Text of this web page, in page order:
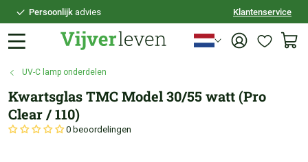
Persoonlijk advies
21:30besteld,vandaagverzonden
Persoonlijkadvies
Klantenservice
UV-C lamp onderdelen
Kwartsglas TMC Model 30/55 watt (Pro
Clear / 110)
0 beoordelingen